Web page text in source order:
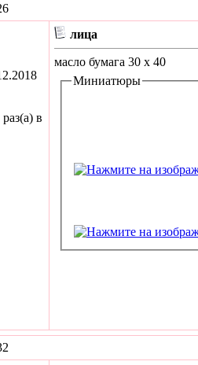
в
лица
масло бумага 30 х 40
Миниатюры